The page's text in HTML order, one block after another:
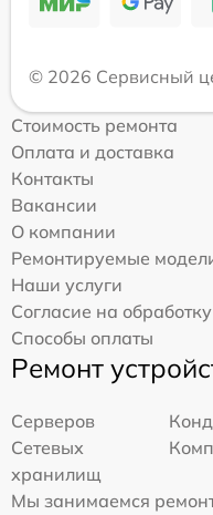
© 2026 Сервисный
Стоимость ремонта
Оплата и доставка
Контакты
Вакансии
О компании
Ремонтируемые
Наши услуги
Согласие на
Способы оплаты
Ремонт
Серверов
Сетевых
хранилищ
Мы занимаемся